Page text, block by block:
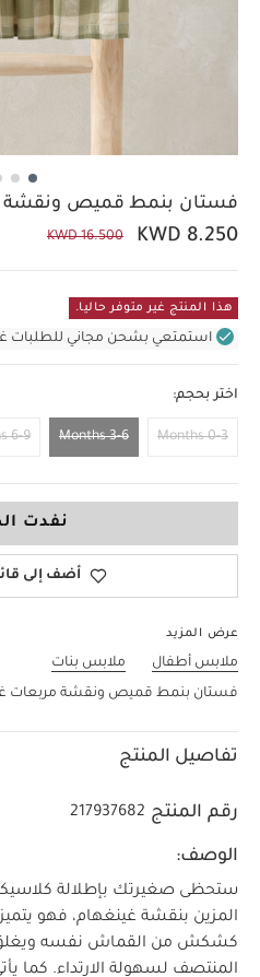
فستان بنمط قميص ونقشة
KWD 8.250
KWD 16.500
هذا المنتج غير متوفر حاليا.
استمتعي بشحن مجاني للطلبات غير
اختر بحجم:
0-3 Months
3-6 Months
6-9 Months
نفدت
أضف إلى
عرض المزيد
ملابس أطفال
ملابس بنات
فستان بنمط قميص ونقشة مربعات
تفاصيل المنتج
رقم المنتج 217937682
الوصف:
ستحظى صغيرتك بإطلالة
المزين بنقشة غينغهام، فهو
كشكش من القماش نفسه ويغلق
المنتصف لسهولة الارتداء. كما